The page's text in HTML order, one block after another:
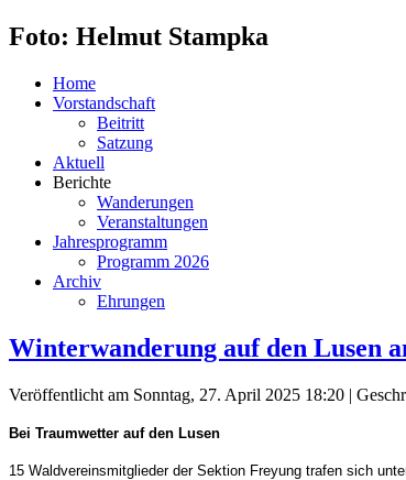
Foto: Helmut Stampka
Home
Vorstandschaft
Beitritt
Satzung
Aktuell
Berichte
Wanderungen
Veranstaltungen
Jahresprogramm
Programm 2026
Archiv
Ehrungen
Winterwanderung auf den Lusen
Veröffentlicht am Sonntag, 27. April 2025 18:20 |
Bei Traumwetter auf den Lusen
15 Waldvereinsmitglieder der Sektion Freyung trafen sich